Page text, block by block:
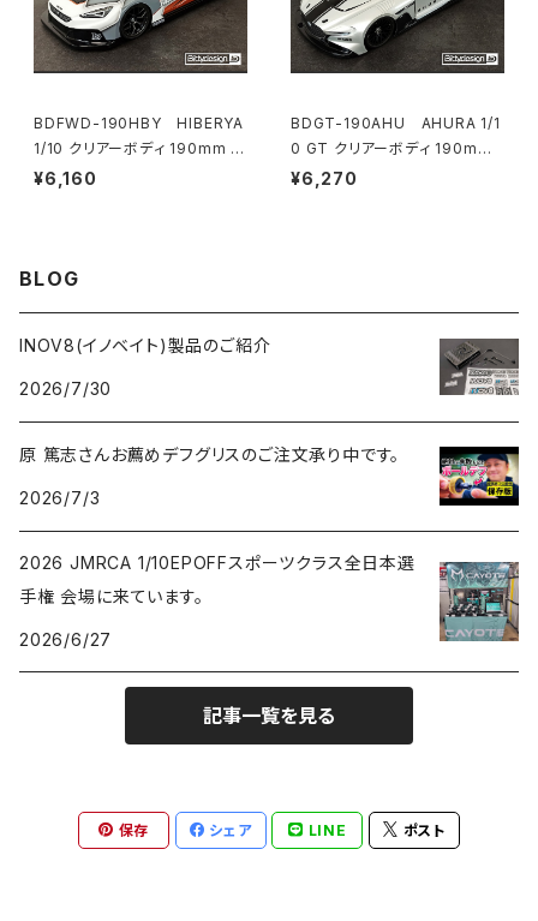
BDFWD-190HBY HIBERYA
1/10 クリアーボディ 190mm F
WD ライトウェイト
¥6,160
BDGT-190AHU AHURA 1/1
0 GT クリアーボディ 190mm
ライトウェイト
¥6,270
BLOG
INOV8(イノベイト)製品のご紹介
2026/7/30
原 篤志さんお薦めデフグリスのご注文承り中です。
2026/7/3
2026 JMRCA 1/10EPOFFスポーツクラス全日本選
手権 会場に来ています。
2026/6/27
記事一覧を見る
保存 シェア LINE ポスト